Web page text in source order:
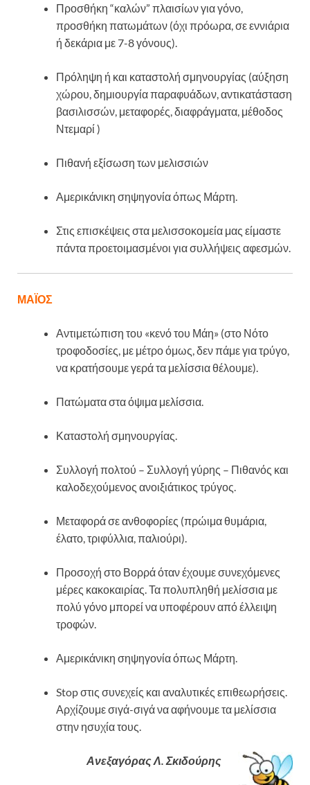
Προσθήκη “καλών” πλαισίων για γόνο,
προσθήκη πατωμάτων (όχι πρόωρα, σε εννιάρια
ή δεκάρια με 7-8 γόνους).
Πρόληψη ή και καταστολή σμηνουργίας (αύξηση
χώρου, δημιουργία παραφυάδων, αντικατάσταση
βασιλισσών, μεταφορές, διαφράγματα, μέθοδος
Ντεμαρί )
Πιθανή εξίσωση των μελισσιών
Αμερικάνικη σηψηγονία όπως Μάρτη.
Στις επισκέψεις στα μελισσοκομεία μας είμαστε
πάντα προετοιμασμένοι για συλλήψεις αφεσμών.
ΜΑΪΟΣ
Αντιμετώπιση του «κενό του Μάη» (στο Νότο
τροφοδοσίες, με μέτρο όμως, δεν πάμε για τρύγο,
να κρατήσουμε γερά τα μελίσσια θέλουμε).
Πατώματα στα όψιμα μελίσσια.
Καταστολή σμηνουργίας.
Συλλογή πολτού – Συλλογή γύρης – Πιθανός και
καλοδεχούμενος ανοιξιάτικος τρύγος.
Μεταφορά σε ανθοφορίες (πρώιμα θυμάρια,
έλατο, τριφύλλια, παλιούρι).
Προσοχή στο Βορρά όταν έχουμε συνεχόμενες
μέρες κακοκαιρίας. Τα πολυπληθή μελίσσια με
πολύ γόνο μπορεί να υποφέρουν από έλλειψη
τροφών.
Αμερικάνικη σηψηγονία όπως Μάρτη.
Stop στις συνεχείς και αναλυτικές επιθεωρήσεις.
Αρχίζουμε σιγά-σιγά να αφήνουμε τα μελίσσια
στην ησυχία τους.
Ανεξαγόρας Λ. Σκιδούρης